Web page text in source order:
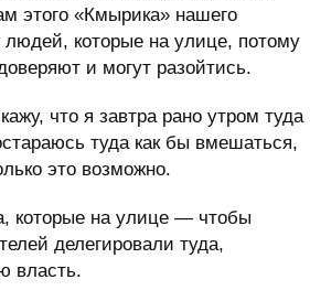
этого «Кмырика» нашего
которые на улице, потому
и могут разойтись.
что я завтра рано утром туда
туда как бы вмешаться,
это возможно.
которые на улице — чтобы
делегировали туда,
власть.